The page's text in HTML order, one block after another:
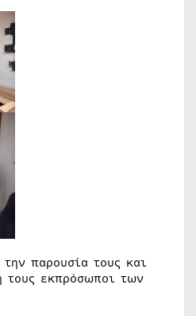
παρουσία τους και
τους εκπρόσωποι των